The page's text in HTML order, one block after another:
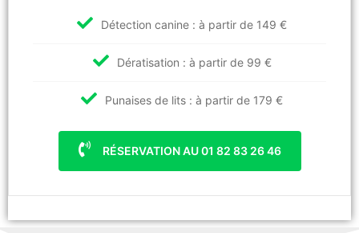
Détection canine : à partir de 149 €
Dératisation : à partir de 99 €
Punaises de lits : à partir de 179 €
RÉSERVATION AU 01 82 83 26 46